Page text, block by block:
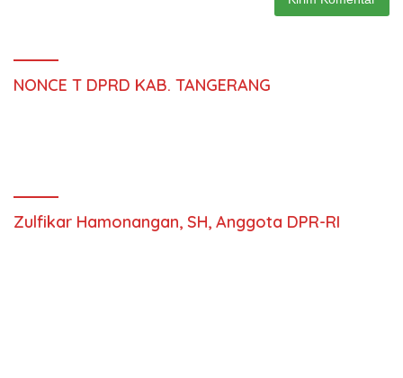
NONCE T DPRD KAB. TANGERANG
Zulfikar Hamonangan, SH, Anggota DPR-RI